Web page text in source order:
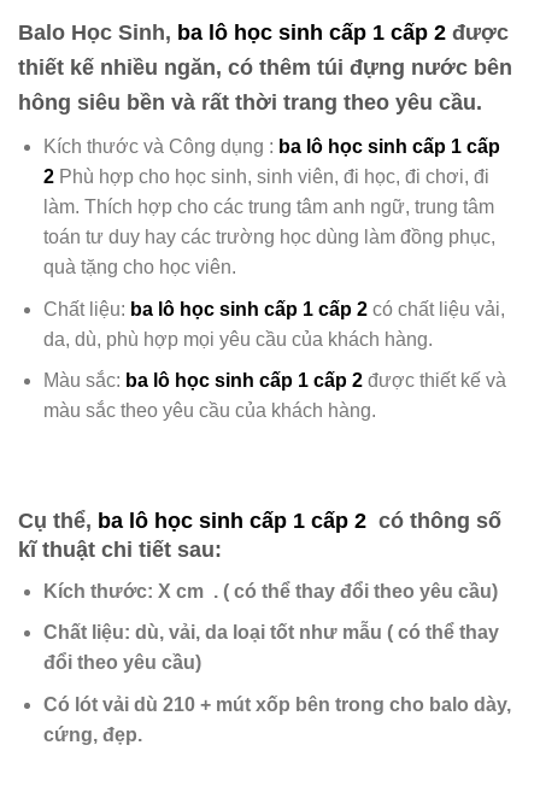
Balo Học Sinh, ba lô học sinh cấp 1 cấp 2 được
thiết kế nhiều ngăn, có thêm túi đựng nước bên
hông siêu bền và rất thời trang theo yêu cầu.
Kích thước và Công dụng : ba lô học sinh cấp 1 cấp
2Phù hợp cho học sinh, sinh viên, đi học, đi chơi, đi
làm. Thích hợp cho các trung tâm anh ngữ, trung tâm
toán tư duy hay các trường học dùng làm đồng phục,
quà tặng cho học viên.
Chất liệu: ba lô học sinh cấp 1 cấp 2 có chất liệu vải,
da, dù, phù hợp mọi yêu cầu của khách hàng.
Màu sắc: ba lô học sinh cấp 1 cấp 2 được thiết kế và
màu sắc theo yêu cầu của khách hàng.
Cụ thể, ba lô học sinh cấp 1 cấp 2 có thông số
kĩ thuật chi tiết sau:
Kích thước: X cm .( có thể thay đổi theo yêu cầu)
Chất liệu: dù, vải, da loại tốt như mẫu ( có thể thay
đổi theo yêu cầu)
Có lót vải dù 210 + mút xốp bên trong cho balo dày,
cứng, đẹp.